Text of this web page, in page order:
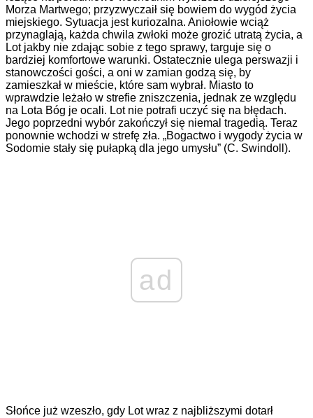
Morza Martwego; przyzwyczaił się bowiem do wygód życia
miejskiego. Sytuacja jest kuriozalna. Aniołowie wciąż
przynaglają, każda chwila zwłoki może grozić utratą życia, a
Lot jakby nie zdając sobie z tego sprawy, targuje się o
bardziej komfortowe warunki. Ostatecznie ulega perswazji i
stanowczości gości, a oni w zamian godzą się, by
zamieszkał w mieście, które sam wybrał. Miasto to
wprawdzie leżało w strefie zniszczenia, jednak ze względu
na Lota Bóg je ocali. Lot nie potrafi uczyć się na błędach.
Jego poprzedni wybór zakończył się niemal tragedią. Teraz
ponownie wchodzi w strefę zła. „Bogactwo i wygody życia w
Sodomie stały się pułapką dla jego umysłu” (C. Swindoll).
ad
Słońce już wzeszło, gdy Lot wraz z najbliższymi dotarł